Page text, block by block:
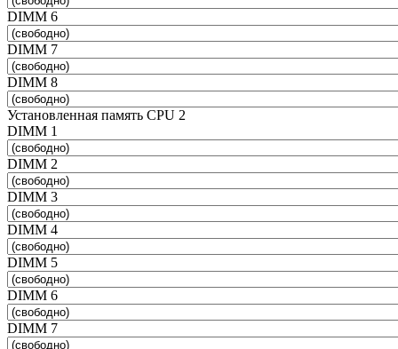
DIMM 6
DIMM 7
DIMM 8
Установленная память CPU 2
DIMM 1
DIMM 2
DIMM 3
DIMM 4
DIMM 5
DIMM 6
DIMM 7